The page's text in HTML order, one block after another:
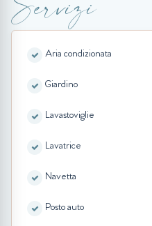
Aria condizionata
Giardino
Lavastoviglie
Lavatrice
Navetta
Posto auto